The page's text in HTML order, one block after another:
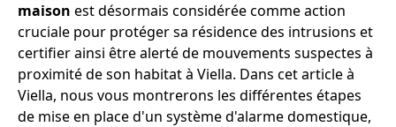
maison est désormais considérée comme action
cruciale pour protéger sa résidence des intrusions et
certifier ainsi être alerté de mouvements suspectes à
proximité de son habitat à Viella. Dans cet article à
Viella, nous vous montrerons les différentes étapes
de mise en place d'un système d'alarme domestique,